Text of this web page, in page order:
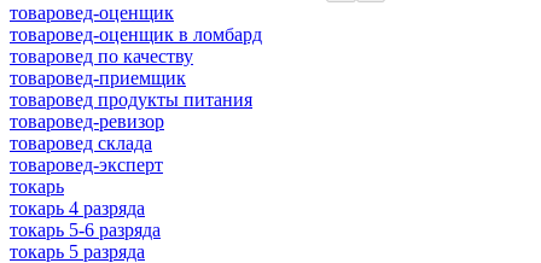
товаровед-оценщик
товаровед-оценщик в ломбард
товаровед по качеству
товаровед-приемщик
товаровед продукты питания
товаровед-ревизор
товаровед склада
товаровед-эксперт
токарь
токарь 4 разряда
токарь 5-6 разряда
токарь 5 разряда